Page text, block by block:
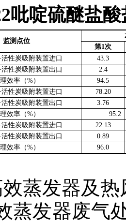
吡啶硫醚盐
监测点位
第1次
活性炭吸附装置进口
43.3
活性炭吸附装置出口
2.4
效率（%） 94.5
活性炭吸附装置进口
78.20
活性炭吸附装置出口
3.76
效率（%） 95.2
活性炭吸附装置进口
22.13
活性炭吸附装置出口
0.89
效率（%） 96.0
蒸发器及热
蒸发器废气